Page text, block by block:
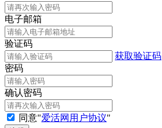
电子邮箱
验证码
获取验证码
密码
确认密码
同意"爱活网用户协议"